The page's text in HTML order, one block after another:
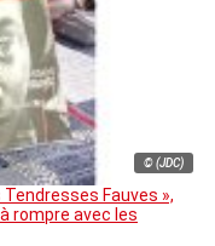
© (JDC)
Fauves »,
rompre avec les